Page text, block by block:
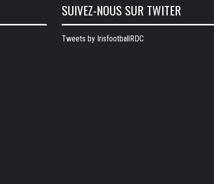
SUIVEZ-NOUS SUR TWITER
Tweets by IrisfootballRDC